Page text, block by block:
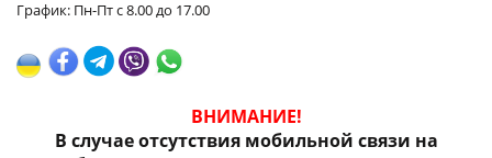
График: Пн-Пт с 8.00 до 17.00
ВНИМАНИЕ!
В случае отсутствия мобильной связи на